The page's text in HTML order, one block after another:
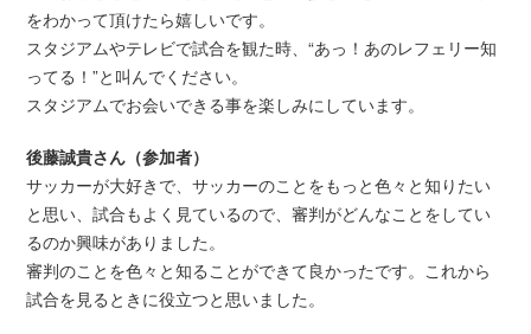
をわかって頂けたら嬉しいです。
スタジアムやテレビで試合を観た時、“あっ！あのレフェリー知
ってる！”と叫んでください。
スタジアムでお会いできる事を楽しみにしています。
後藤誠貴さん（参加者）
サッカーが大好きで、サッカーのことをもっと色々と知りたい
と思い、試合もよく見ているので、審判がどんなことをしてい
るのか興味がありました。
審判のことを色々と知ることができて良かったです。これから
試合を見るときに役立つと思いました。